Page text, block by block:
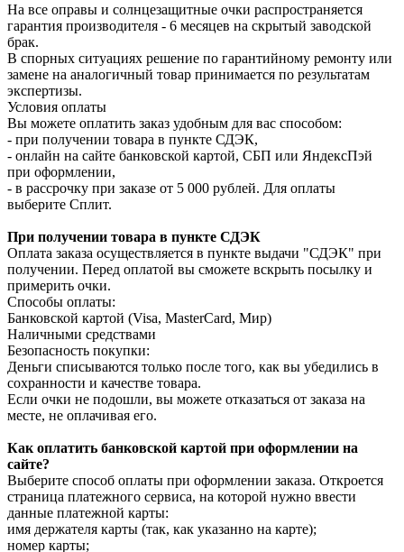
На все оправы и солнцезащитные очки распространяется
гарантия производителя - 6 месяцев на скрытый заводской
брак.
В спорных ситуациях решение по гарантийному ремонту или
замене на аналогичный товар принимается по результатам
экспертизы.
Условия оплаты
Вы можете оплатить заказ удобным для вас способом:
- при получении товара в пункте СДЭК,
- онлайн на сайте банковской картой, СБП или ЯндексПэй
при оформлении,
- в рассрочку при заказе от 5 000 рублей. Для оплаты
выберите Сплит.
При получении товара в пункте СДЭК
Оплата заказа осуществляется в пункте выдачи "СДЭК" при
получении. Перед оплатой вы сможете вскрыть посылку и
примерить очки.
Способы оплаты:
Банковской картой (Visa, MasterCard, Мир)
Наличными средствами
Безопасность покупки:
Деньги списываются только после того, как вы убедились в
сохранности и качестве товара.
Если очки не подошли, вы можете отказаться от заказа на
месте, не оплачивая его.
Как оплатить банковской картой при оформлении на
сайте?
Выберите способ оплаты при оформлении заказа. Откроется
страница платежного сервиса, на которой нужно ввести
данные платежной карты:
имя держателя карты (так, как указанно на карте);
номер карты;